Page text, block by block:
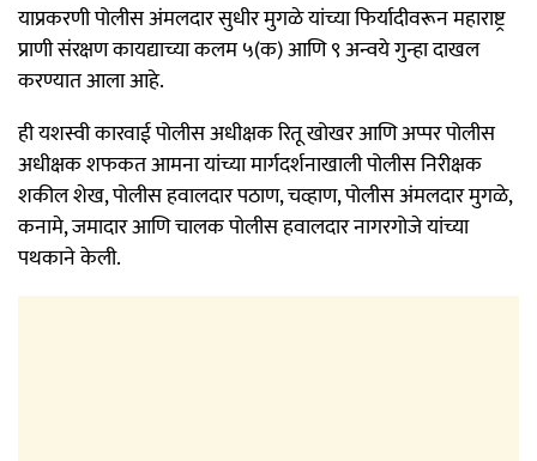
याप्रकरणी पोलीस अंमलदार सुधीर मुगळे यांच्या फिर्यादीवरून महाराष्ट्र
प्राणी संरक्षण कायद्याच्या कलम ५(क) आणि ९ अन्वये गुन्हा दाखल
करण्यात आला आहे.
ही यशस्वी कारवाई पोलीस अधीक्षक रितू खोखर आणि अप्पर पोलीस
अधीक्षक शफकत आमना यांच्या मार्गदर्शनाखाली पोलीस निरीक्षक
शकील शेख, पोलीस हवालदार पठाण, चव्हाण, पोलीस अंमलदार मुगळे,
कनामे, जमादार आणि चालक पोलीस हवालदार नागरगोजे यांच्या
पथकाने केली.